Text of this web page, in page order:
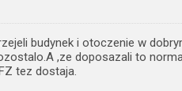
budynek i otoczenie w
,ze doposazali to
tez dostaja.